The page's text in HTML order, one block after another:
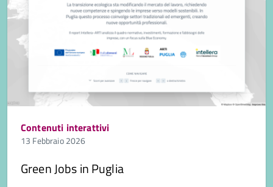
Contenuti interattivi
13 Febbraio 2026
Green Jobs in Puglia